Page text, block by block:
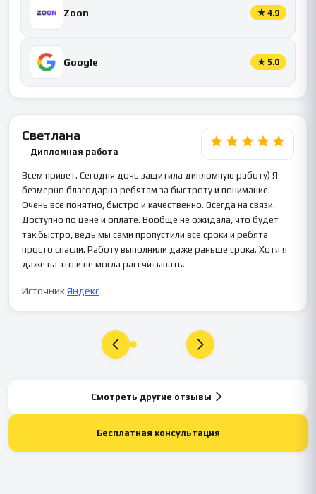
Zoon ★ 4.9
Google ★ 5.0
Светлана
Дипломная работа
Всем привет. Сегодня дочь защитила дипломную работу) Я
безмерно благодарна ребятам за быстроту и понимание.
Очень все понятно, быстро и качественно. Всегда на связи.
Доступно по цене и оплате. Вообще не ожидала, что будет
так быстро, ведь мы сами пропустили все сроки и ребята
просто спасли. Работу выполнили даже раньше срока. Хотя я
даже на это и не могла рассчитывать.
ИсточникЯндекс
Смотреть другие отзывы
Бесплатная консультация